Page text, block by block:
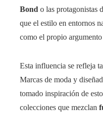
Bond o las protagonistas
que el estilo en entornos
como el propio
Esta influencia se refleja
Marcas de moda y
tomado inspiración de
colecciones que mezclan